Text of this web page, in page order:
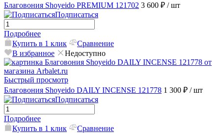
Благовония Shoyeido PREMIUM 121702 3 600 ₽ / шт
Подписаться
Подробнее
Купить в 1 клик
Сравнение
В избранное
Недоступно
Быстрый просмотр
Благовония Shoyeido DAILY INCENSE 121778 1 300 ₽ / шт
Подписаться
Подробнее
Купить в 1 клик
Сравнение